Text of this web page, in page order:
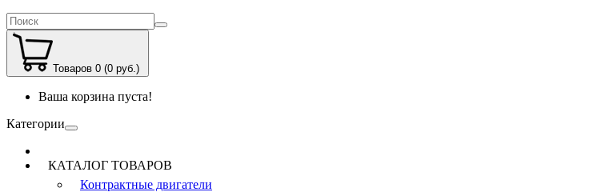
Товаров 0 (0 руб.)
Ваша корзина пуста!
Категории
КАТАЛОГ ТОВАРОВ
Контрактные двигатели